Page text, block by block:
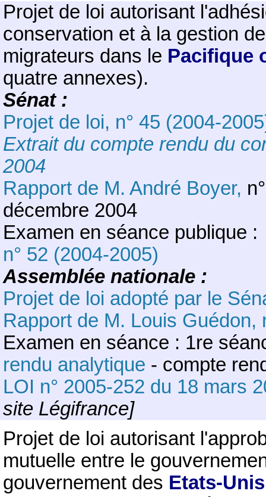
Projet de loi autorisant
conservation et à la gestion
migrateurs dans le Pacifique
quatre annexes).
Sénat :
Projet de loi, n° 45 (2004-
Extrait du compte rendu du
2004
Rapport de M. André Boyer,
décembre 2004
Examen en séance publique :
n° 52 (2004-2005)
Assemblée nationale :
Projet de loi adopté par le
Rapport de M. Louis Guédon,
Examen en séance : 1re
rendu analytique - compte
LOI n° 2005-252 du 18 mars
site Légifrance]
Projet de loi autorisant
mutuelle entre le
gouvernement des Etats-